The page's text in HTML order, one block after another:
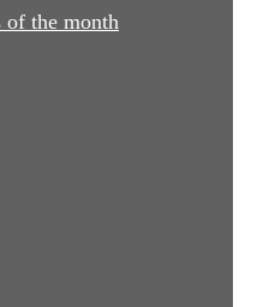
of the month